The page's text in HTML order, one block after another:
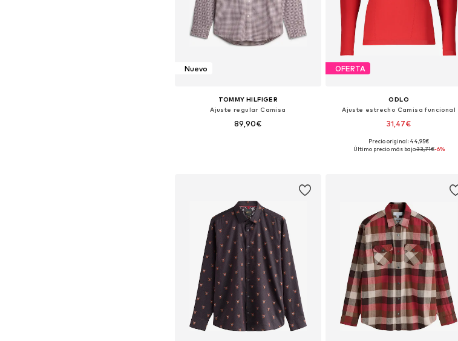
Nuevo
TOMMY HILFIGER
Ajuste regular Camisa
89,90€
OFERTA
ODLO
Ajuste estrecho Camisa funcional
31,47€
Tallas disponibles: S, M, L, XL
Precio original: 44,95€
Último precio más bajo:33,71€-6%